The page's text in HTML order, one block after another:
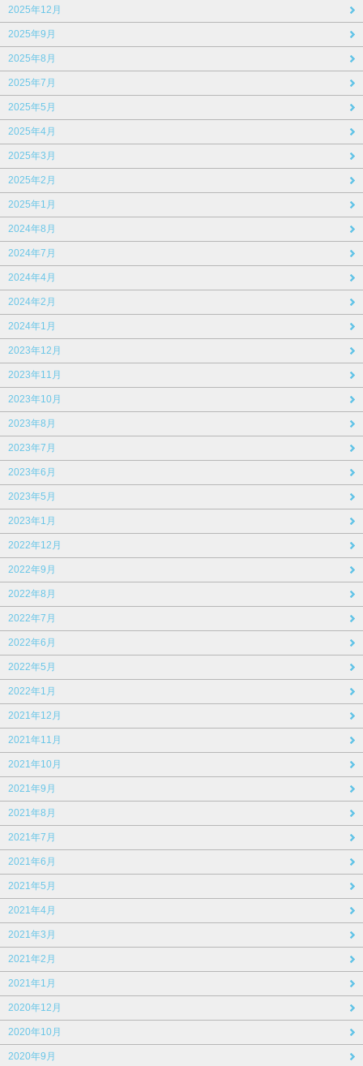
2025年12月
2025年9月
2025年8月
2025年7月
2025年5月
2025年4月
2025年3月
2025年2月
2025年1月
2024年8月
2024年7月
2024年4月
2024年2月
2024年1月
2023年12月
2023年11月
2023年10月
2023年8月
2023年7月
2023年6月
2023年5月
2023年1月
2022年12月
2022年9月
2022年8月
2022年7月
2022年6月
2022年5月
2022年1月
2021年12月
2021年11月
2021年10月
2021年9月
2021年8月
2021年7月
2021年6月
2021年5月
2021年4月
2021年3月
2021年2月
2021年1月
2020年12月
2020年10月
2020年9月